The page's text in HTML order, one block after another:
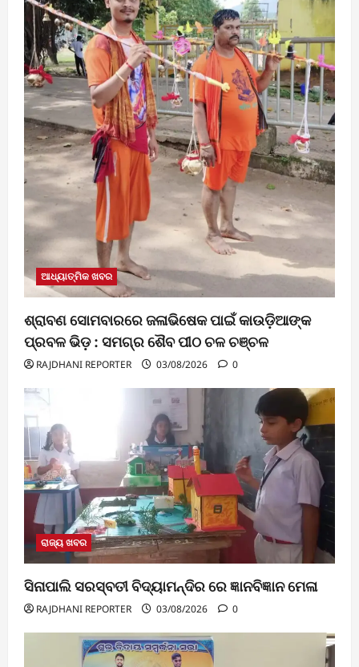
ଆଧ୍ୟାତ୍ମିକ ଖବର
ଶ୍ରାବଣ ସୋମବାରରେ ଜଳାଭିଷେକ ପାଇଁ କାଉଡ଼ିଆଙ୍କ
ପ୍ରବଳ ଭିଡ଼ : ସମଗ୍ର ଶୈବ ପୀଠ ଚଳ ଚଞ୍ଚଳ
RAJDHANI REPORTER 03/08/2026 0
ରାଜ୍ୟ ଖବର
ସିନାପାଲି ସରସ୍ବତୀ ବିଦ୍ୟାମନ୍ଦିର ରେ ଜ୍ଞାନବିଜ୍ଞାନ ମେଳା
RAJDHANI REPORTER 03/08/2026 0